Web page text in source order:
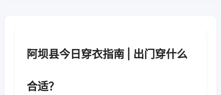
阿坝县今日穿衣指南 | 出门穿什么
合适？